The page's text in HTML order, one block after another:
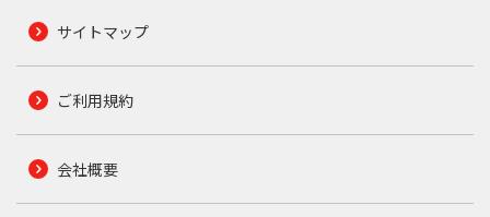
サイトマップ
ご利用規約
会社概要